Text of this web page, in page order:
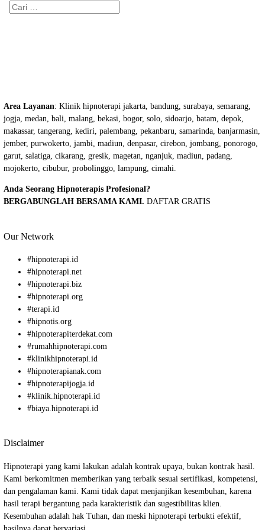
Cari
Area Layanan: Klinik hipnoterapi jakarta, bandung, surabaya, semarang,
jogja, medan, bali, malang, bekasi, bogor, solo, sidoarjo, batam, depok,
makassar, tangerang, kediri, palembang, pekanbaru, samarinda, banjarmasin,
jember, purwokerto, jambi, madiun, denpasar, cirebon, jombang, ponorogo,
garut, salatiga, cikarang, gresik, magetan, nganjuk, madiun, padang,
mojokerto, cibubur, probolinggo, lampung, cimahi.
Anda Seorang Hipnoterapis Profesional?
BERGABUNGLAH BERSAMA KAMI. DAFTAR GRATIS
Our Network
#hipnoterapi.id
#hipnoterapi.net
#hipnoterapi.biz
#hipnoterapi.org
#terapi.id
#hipnotis.org
#hipnoterapiterdekat.com
#rumahhipnoterapi.com
#klinikhipnoterapi.id
#hipnoterapianak.com
#hipnoterapijogja.id
#klinik.hipnoterapi.id
#biaya.hipnoterapi.id
Disclaimer
Hipnoterapi yang kami lakukan adalah kontrak upaya, bukan kontrak hasil.
Kami berkomitmen memberikan yang terbaik sesuai sertifikasi, kompetensi,
dan pengalaman kami. Kami tidak dapat menjanjikan kesembuhan, karena
hasil terapi bergantung pada karakteristik dan sugestibilitas klien.
Kesembuhan adalah hak Tuhan, dan meski hipnoterapi terbukti efektif,